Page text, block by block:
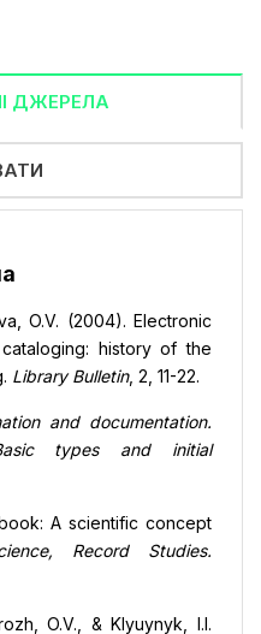
ДЖЕРЕЛА
O.V. (2004). Electronic
history of the
Library Bulletin, 2, 11-22.
and documentation.
types and initial
A scientific concept
Record Studies.
O.V., & Klyuynyk, I.I.